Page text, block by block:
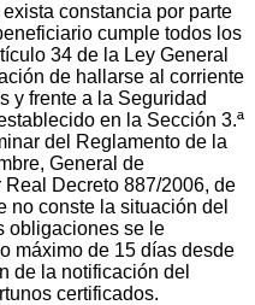
constancia por parte
cumple todos los
34 de la Ley General
de hallarse al corriente
y frente a la Seguridad
en la Sección 3.ª
del Reglamento de la
General de
Decreto 887/2006, de
no conste la situación del
obligaciones se le
máximo de 15 días desde
de la notificación del
certificados.